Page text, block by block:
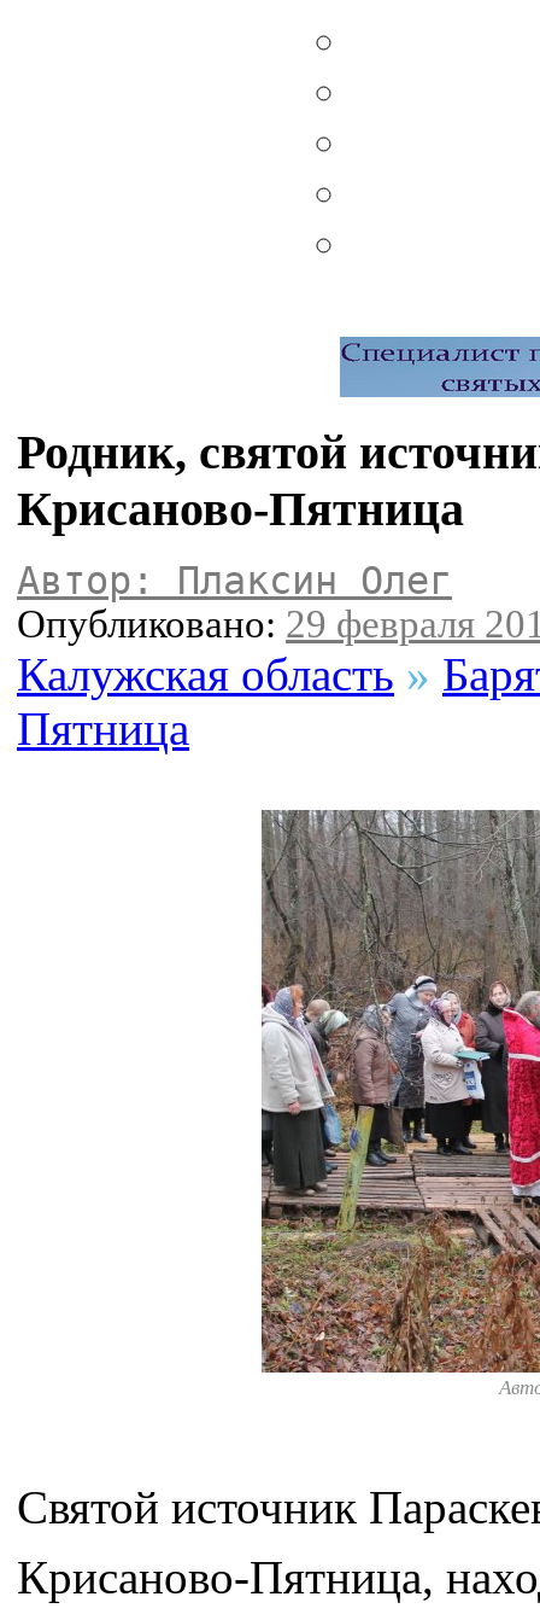
Родник, святой
Крисаново-Пятница
Автор: Плаксин Олег
Опубликовано: 29 февраля
Калужская область »
Пятница
Святой источник
Крисаново-Пятница,